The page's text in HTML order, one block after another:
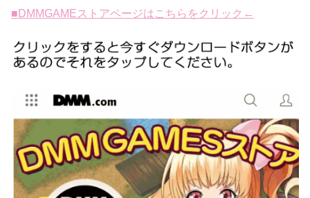
■DMMGAMEストアページはこちらをクリック←